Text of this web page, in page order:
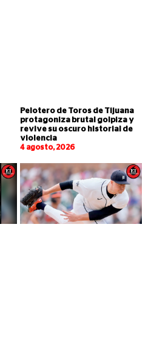
Pelotero de Toros de Tijuana
protagoniza brutal golpiza y
revive su oscuro historial de
violencia
4 agosto, 2026